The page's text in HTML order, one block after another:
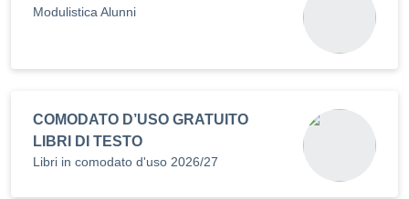
Modulistica Alunni
COMODATO D’USO GRATUITO
LIBRI DI TESTO
Libri in comodato d'uso 2026/27